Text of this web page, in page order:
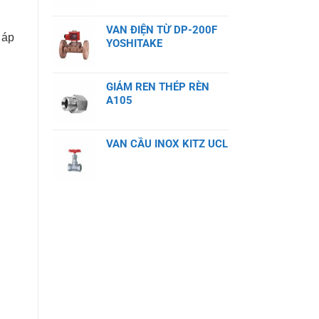
VAN ĐIỆN TỪ DP-200F
YOSHITAKE
GIẢM REN THÉP RÈN
A105
VAN CẦU INOX KITZ UCL